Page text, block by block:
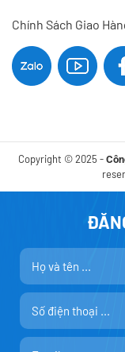
Chính Sách Giao
Copyright © 2025 -